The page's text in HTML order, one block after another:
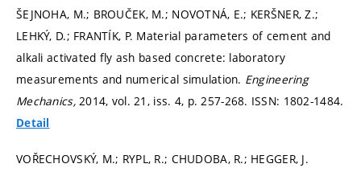
ŠEJNOHA, M.; BROUČEK, M.; NOVOTNÁ, E.; KERŠNER, Z.;
LEHKÝ, D.; FRANTÍK, P. Material parameters of cement and
alkali activated fly ash based concrete: laboratory
measurements and numerical simulation. Engineering
Mechanics, 2014, vol. 21, iss. 4, p. 257-268. ISSN: 1802-1484.
Detail
VOŘECHOVSKÝ, M.; RYPL, R.; CHUDOBA, R.; HEGGER, J.